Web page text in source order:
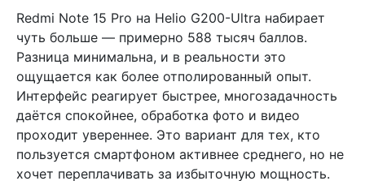
Redmi Note 15 Pro на Helio G200-Ultra набирает
чуть больше — примерно 588 тысяч баллов.
Разница минимальна, и в реальности это
ощущается как более отполированный опыт.
Интерфейс реагирует быстрее, многозадачность
даётся спокойнее, обработка фото и видео
проходит увереннее. Это вариант для тех, кто
пользуется смартфоном активнее среднего, но не
хочет переплачивать за избыточную мощность.